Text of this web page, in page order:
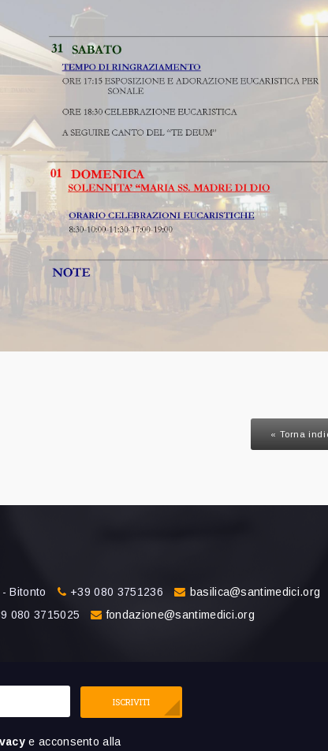
« Torna
Bitonto +39 080 3751236
basilica@santimedici.org
080 3715025 fondazione@santimedici.org
ISCRIVITI
e acconsento alla